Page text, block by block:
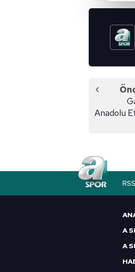
6698
Anadolu
RSS
A
A